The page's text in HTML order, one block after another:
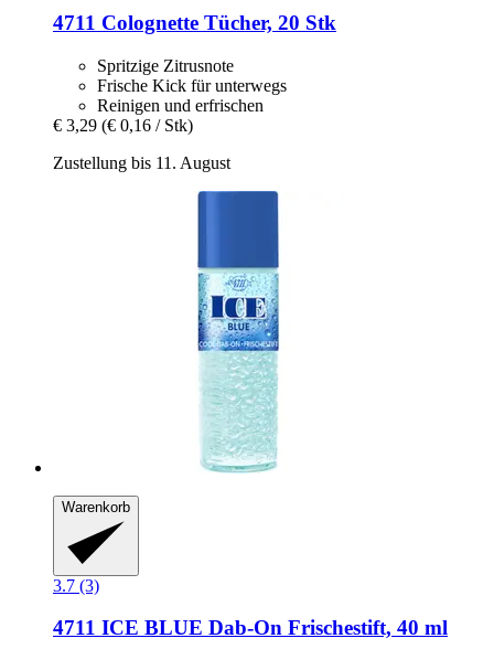
4711 Colognette Tücher, 20 Stk
Spritzige Zitrusnote
Frische Kick für unterwegs
Reinigen und erfrischen
€ 3,29 (€ 0,16 / Stk)
Zustellung bis 11. August
Warenkorb
3.7 (3)
4711 ICE BLUE Dab-​On Frischestift, 40 ml